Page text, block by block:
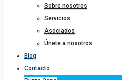
Sobre nosotros
Servicios
Asociados
Únete a nosotros
Blog
Contacto